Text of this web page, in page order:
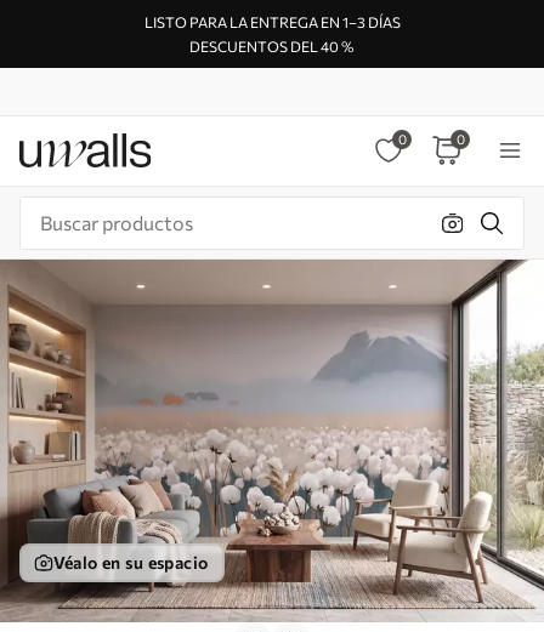
LISTO PARA LA ENTREGA EN 1–3 DÍAS
DESCUENTOS DEL 40 %
0 0
Véalo en su espacio